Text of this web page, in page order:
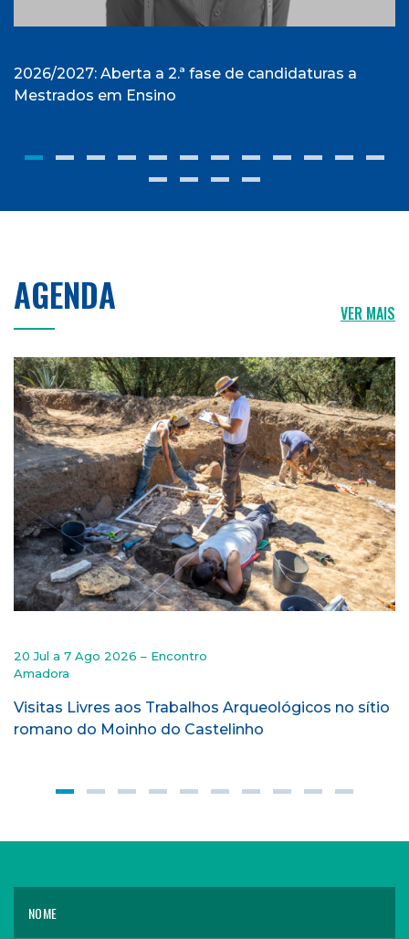
2026/2027: Aberta a 2.ª fase de candidaturas a
Mestrados em Ensino
AGENDA VER MAIS
20 Jul a 7 Ago 2026 – Encontro
Amadora
Visitas Livres aos Trabalhos Arqueológicos no sítio
romano do Moinho do Castelinho